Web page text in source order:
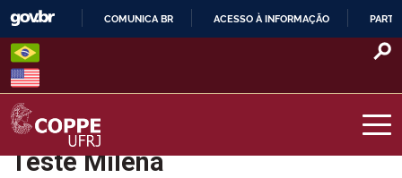
Skip
content
O
COMUNICA BR ACESSO À INFORMAÇÃO
COPPE – UFRJ
Teste Milena